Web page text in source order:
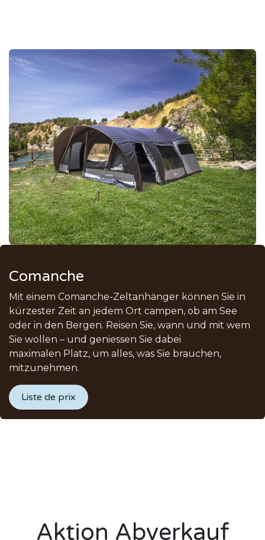
Comanche
Mit einem Comanche-Zeltanhänger können Sie in
kürzester Zeit an jedem Ort campen, ob am See
oder in den Bergen. Reisen Sie, wann und mit wem
Sie wollen – und geniessen Sie dabei
maximalen Platz, um alles, was Sie brauchen,
mitzunehmen.
Liste de prix
Aktion Abverkauf